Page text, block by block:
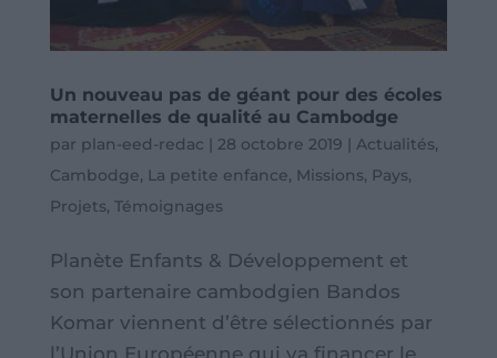
Un nouveau pas de géant pour des écoles
maternelles de qualité au Cambodge
par plan-eed-redac | 28 octobre 2019 | Actualités,
Cambodge, La petite enfance, Missions, Pays,
Projets, Témoignages
Planète Enfants & Développement et
son partenaire cambodgien Bandos
Komar viennent d’être sélectionnés par